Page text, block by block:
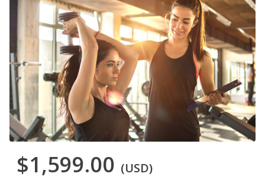
$1,599.00 (USD)